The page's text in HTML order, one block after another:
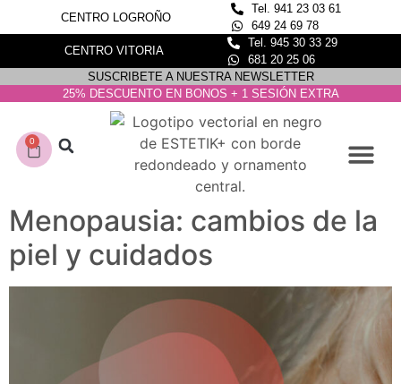
CENTRO LOGROÑO
Tel. 941 23 03 61
649 24 69 78
CENTRO VITORIA
Tel. 945 30 33 29
681 20 25 06
SUSCRIBETE A NUESTRA NEWSLETTER
25% DESCUENTO EN BONOS + 1 SESIÓN EXTRA
0
Menopausia: cambios de la
piel y cuidados